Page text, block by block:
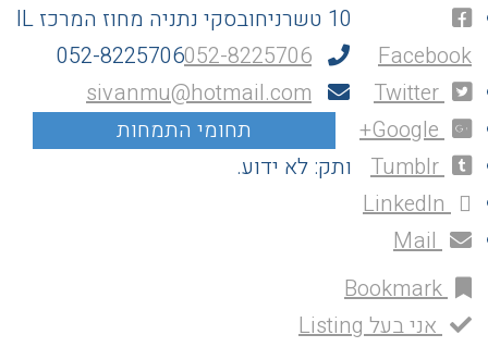
10 טשרניחובסקי
נתניה מחוז המרכז IL
052-8225706052-8225706
sivanmu@hotmail.com
ותק: לא ידוע.
Facebook
Twitter
Google+
Tumblr
LinkedIn
Mail
Bookmark
אני בעל Listing